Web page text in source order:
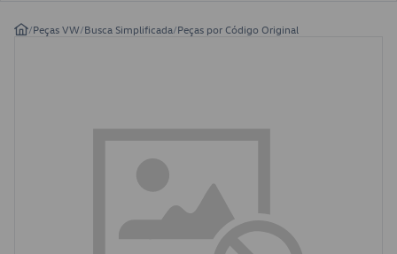
/Peças VW/Busca Simplificada/Peças por Código Original